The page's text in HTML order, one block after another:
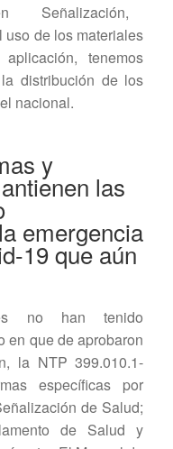
Señalización,
uso de los materiales
tenemos
distribución de los
nacional.
y
las
emergencia
19 que aún
no han tenido
en que de aprobaron
la NTP 399.010.1-
específicas por
de Salud;
de Salud y